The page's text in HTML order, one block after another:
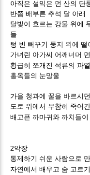
아직은 설익은 먼 산의 단
반쯤 배부른 추석 달 아래
달빛이 흐르는 강물 위에
들
텅 빈 뻐꾸기 둥지 위에
가녀린 아가씨 어깨너머
황급히 쪼개진 석류의 파열
홍옥들의 눈망울
가을 청과에 꿀을 바르시
도로 위에서 무참히 죽어
배고픈 까마귀와 까치들
2악장
통제하기 쉬운 사람으로
자연에서 배우고 숨 고르